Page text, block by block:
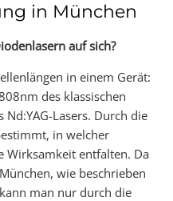
in München
auf sich?
in einem Gerät:
des klassischen
Lasers. Durch die
in welcher
Wirksamkeit entfalten. Da
wie beschrieben
man nur durch die